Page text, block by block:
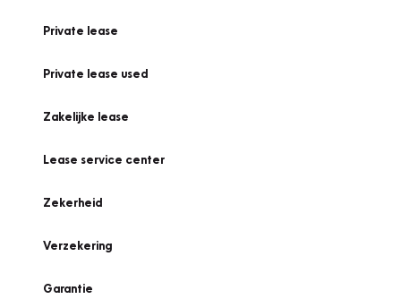
Private lease
Private lease used
Zakelijke lease
Lease service center
Zekerheid
Verzekering
Garantie